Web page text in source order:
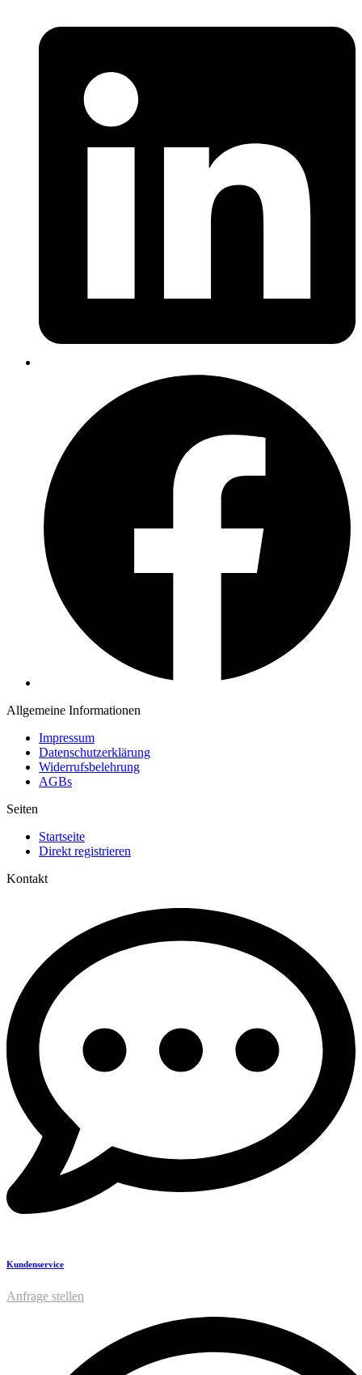
Allgemeine Informationen
Impressum
Datenschutzerklärung
Widerrufsbelehrung
AGBs
Seiten
Startseite
Direkt registrieren
Kontakt
Kundenservice
Anfrage stellen